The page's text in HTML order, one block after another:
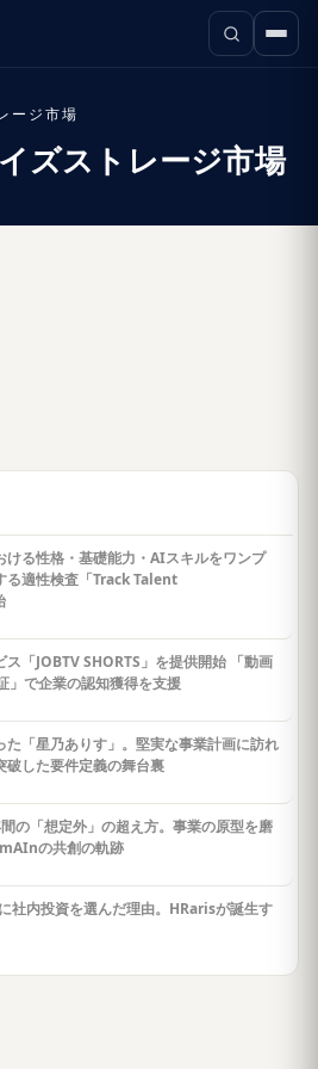
ージ市場
ズストレージ市場
ける性格・基礎能力・AIスキルをワンプ
る適性検査「Track Talent
「JOBTV SHORTS」を提供開始 「動画
」で企業の認知獲得を支援
た「星乃ありす」。堅実な事業計画に訪れ
破した要件定義の舞台裏
の「想定外」の超え方。事業の原型を磨
の共創の軌跡
社内投資を選んだ理由。HRarisが誕生す